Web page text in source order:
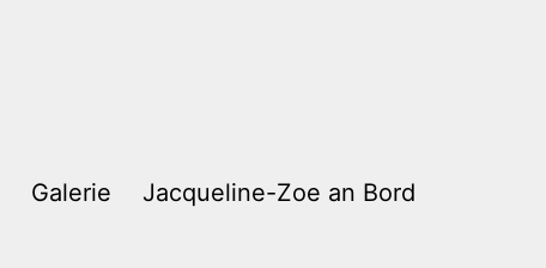
Galerie Jacqueline-Zoe an Bord